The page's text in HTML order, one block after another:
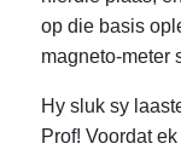
op die basis
magneto-meter
Hy sluk sy
Prof! Voordat